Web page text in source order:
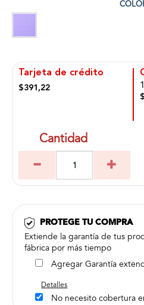
Tarjeta de crédito
$391,22
Cantidad
PROTEGE TU COMPRA
Extiende la garantía de tus
fábrica por más tiempo
Agregar Garantía
Detalles
No necesito cobertura